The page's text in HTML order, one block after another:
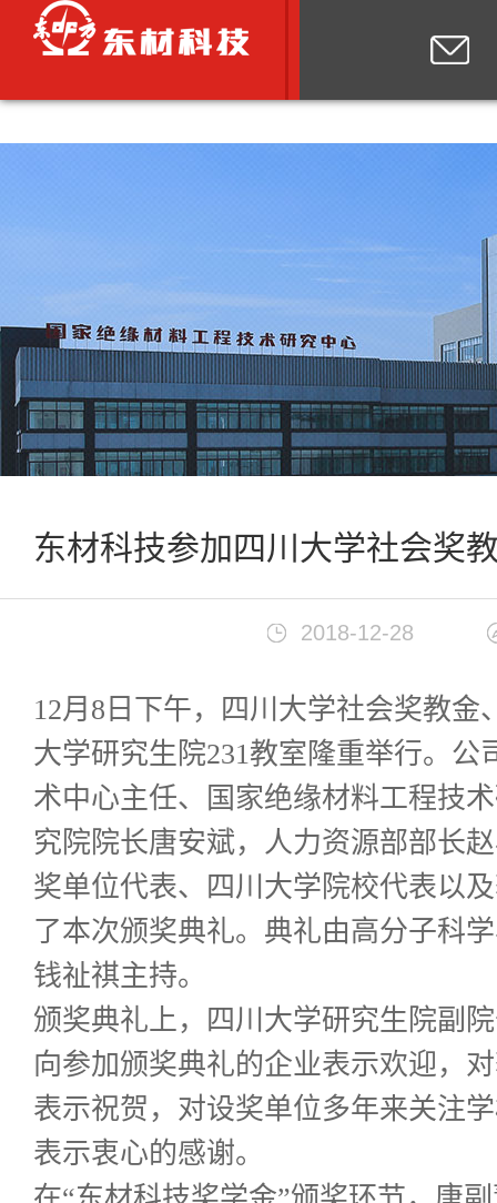
东材科技参加四川大学社会奖
2018-12-28
12月8日下午，四川大学社会奖教金
大学研究生院231教室隆重举行。公
术中心主任、国家绝缘材料工程技
究院院长唐安斌，人力资源部部长
奖单位代表、四川大学院校代表以
了本次颁奖典礼。典礼由高分子科
钱祉祺主持。
颁奖典礼上，四川大学研究生院副
向参加颁奖典礼的企业表示欢迎，
表示祝贺，对设奖单位多年来关注
表示衷心的感谢。